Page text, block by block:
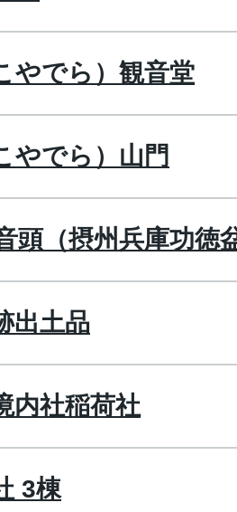
やでら）観音堂
やでら）山門
頭（摂州兵庫功徳
出土品
内社稲荷社
3棟